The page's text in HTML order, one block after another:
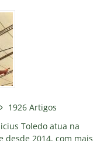
1926 Artigos
Toledo atua na
2014, com mais